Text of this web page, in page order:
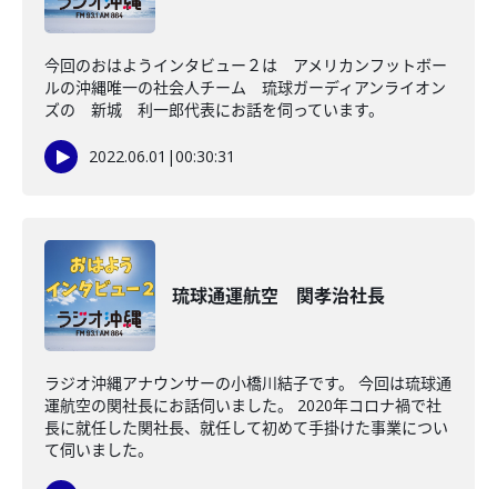
今回のおはようインタビュー２は アメリカンフットボー
ルの沖縄唯一の社会人チーム 琉球ガーディアンライオン
ズの 新城 利一郎代表にお話を伺っています。
2022.06.01 |00:30:31
琉球通運航空 関孝治社長
ラジオ沖縄アナウンサーの小橋川結子です。 今回は琉球通
運航空の関社長にお話伺いました。 2020年コロナ禍で社
長に就任した関社長、就任して初めて手掛けた事業につい
て伺いました。